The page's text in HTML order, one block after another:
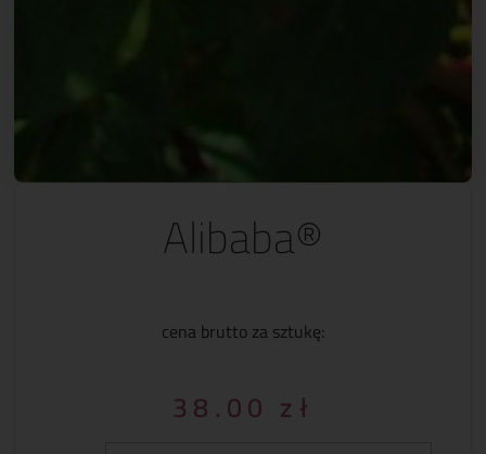
Alibaba®
cena brutto za sztukę:
38.00 zł